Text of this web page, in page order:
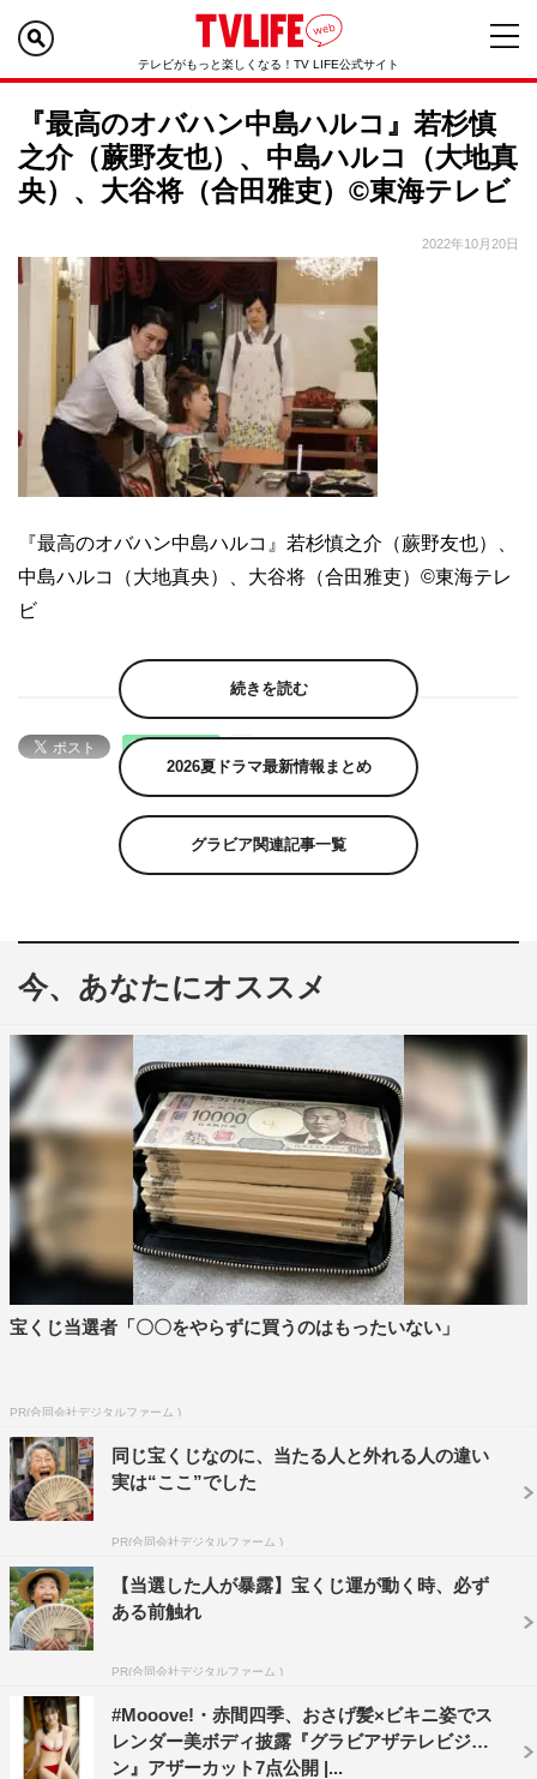
テレビがもっと楽しくなる！TV LIFE公式サイト
『最高のオバハン中島ハルコ』若杉慎
之介（蕨野友也）、中島ハルコ（大地真
央）、大谷将（合田雅吏）©東海テレビ
2022年10月20日
『最高のオバハン中島ハルコ』若杉慎之介（蕨野友也）、
中島ハルコ（大地真央）、大谷将（合田雅吏）©東海テレ
ビ
続きを読む
2026夏ドラマ最新情報まとめ
グラビア関連記事一覧
今、あなたにオススメ
宝くじ当選者「〇〇をやらずに買うのはもったいない」
PR(合同会社デジタルファーム )
同じ宝くじなのに、当たる人と外れる人の違い
実は“ここ”でした
PR(合同会社デジタルファーム )
【当選した人が暴露】宝くじ運が動く時、必ず
ある前触れ
PR(合同会社デジタルファーム )
#Mooove!・赤間四季、おさげ髪×ビキニ姿でス
レンダー美ボディ披露『グラビアザテレビジョ
ン』アザーカット7点公開 |...